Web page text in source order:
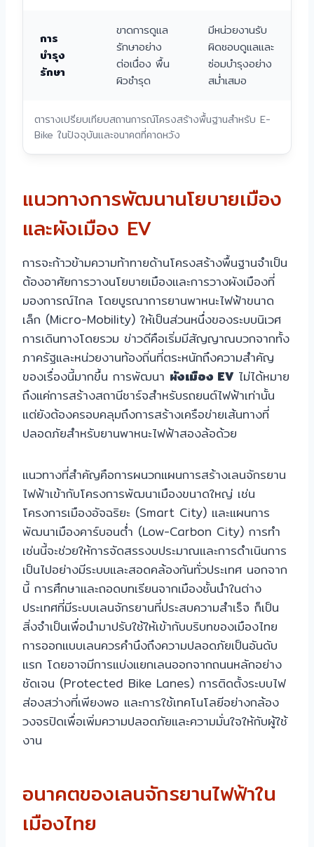
ตารางเปรียบเทียบสถานการณ์โครงสร้างพื้นฐานสำหรับ E-
Bike ในปัจจุบันและอนาคตที่คาดหวัง
การ
บำรุง
รักษา
ขาดการดูแล
รักษาอย่าง
ต่อเนื่อง พื้น
ผิวชำรุด
มีหน่วยงานรับ
ผิดชอบดูแลและ
ซ่อมบำรุงอย่าง
สม่ำเสมอ
แนวทางการพัฒนานโยบายเมือง
และผังเมือง EV
การจะก้าวข้ามความท้าทายด้านโครงสร้างพื้นฐานจำเป็น
ต้องอาศัยการวางนโยบายเมืองและการวางผังเมืองที่
มองการณ์ไกล โดยบูรณาการยานพาหนะไฟฟ้าขนาด
เล็ก (Micro-Mobility) ให้เป็นส่วนหนึ่งของระบบนิเวศ
การเดินทางโดยรวม ข่าวดีคือเริ่มมีสัญญาณบวกจากทั้ง
ภาครัฐและหน่วยงานท้องถิ่นที่ตระหนักถึงความสำคัญ
ของเรื่องนี้มากขึ้น การพัฒนา ผังเมือง EVไม่ได้หมาย
ถึงแค่การสร้างสถานีชาร์จสำหรับรถยนต์ไฟฟ้าเท่านั้น
แต่ยังต้องครอบคลุมถึงการสร้างเครือข่ายเส้นทางที่
ปลอดภัยสำหรับยานพาหนะไฟฟ้าสองล้อด้วย
แนวทางที่สำคัญคือการผนวกแผนการสร้างเลนจักรยาน
ไฟฟ้าเข้ากับโครงการพัฒนาเมืองขนาดใหญ่ เช่น
โครงการเมืองอัจฉริยะ (Smart City) และแผนการ
พัฒนาเมืองคาร์บอนต่ำ (Low-Carbon City) การทำ
เช่นนี้จะช่วยให้การจัดสรรงบประมาณและการดำเนินการ
เป็นไปอย่างมีระบบและสอดคล้องกันทั่วประเทศ นอกจาก
นี้ การศึกษาและถอดบทเรียนจากเมืองชั้นนำในต่าง
ประเทศที่มีระบบเลนจักรยานที่ประสบความสำเร็จ ก็เป็น
สิ่งจำเป็นเพื่อนำมาปรับใช้ให้เข้ากับบริบทของเมืองไทย
การออกแบบเลนควรคำนึงถึงความปลอดภัยเป็นอันดับ
แรก โดยอาจมีการแบ่งแยกเลนออกจากถนนหลักอย่าง
ชัดเจน (Protected Bike Lanes) การติดตั้งระบบไฟ
ส่องสว่างที่เพียงพอ และการใช้เทคโนโลยีอย่างกล้อง
วงจรปิดเพื่อเพิ่มความปลอดภัยและความมั่นใจให้กับผู้ใช้
งาน
อนาคตของเลนจักรยานไฟฟ้าใน
เมืองไทย